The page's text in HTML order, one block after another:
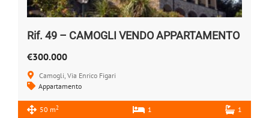
Rif. 49 – CAMOGLI VENDO APPARTAMENTO
€300.000
Camogli, Via Enrico Figari
Appartamento
50 m2 1 1